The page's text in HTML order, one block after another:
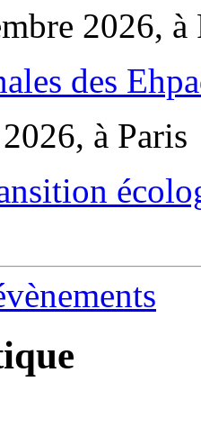
2026, à
des
à Paris